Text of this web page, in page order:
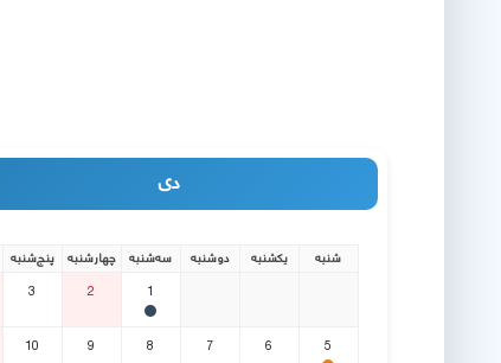
دی
شنبه یکشنبه دوشنبه سه‌شنبه چهارشنبه پنج‌شنبه
1
2
3
5
6
7
8
9
10